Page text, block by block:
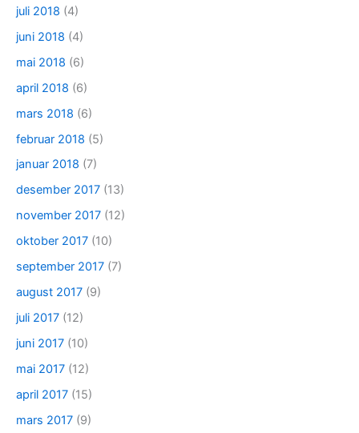
juli 2018 (4)
juni 2018 (4)
mai 2018 (6)
april 2018 (6)
mars 2018 (6)
februar 2018 (5)
januar 2018 (7)
desember 2017 (13)
november 2017 (12)
oktober 2017 (10)
september 2017 (7)
august 2017 (9)
juli 2017 (12)
juni 2017 (10)
mai 2017 (12)
april 2017 (15)
mars 2017 (9)